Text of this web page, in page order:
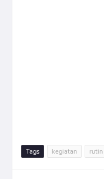
Tags kegiatan rutin